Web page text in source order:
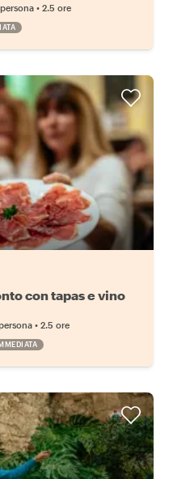
• 2.5 ore
con tapas e vino
• 2.5 ore